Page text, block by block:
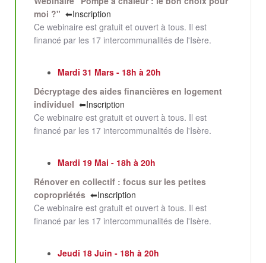
moi ?" ⬅Inscription
Ce webinaire est gratuit et ouvert à tous. Il est
financé par les 17 intercommunalités de l'Isère.
Mardi 31 Mars - 18h à 20h
Décryptage des aides financières en logement
individuel ⬅Inscription
Ce webinaire est gratuit et ouvert à tous. Il est
financé par les 17 intercommunalités de l'Isère.
Mardi 19 Mai - 18h à 20h
Rénover en collectif : focus sur les petites
copropriétés ⬅Inscription
Ce webinaire est gratuit et ouvert à tous. Il est
financé par les 17 intercommunalités de l'Isère.
Jeudi 18 Juin - 18h à 20h